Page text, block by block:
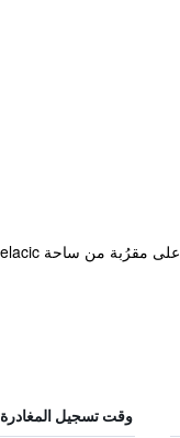
وقت تسجيل المغادرة